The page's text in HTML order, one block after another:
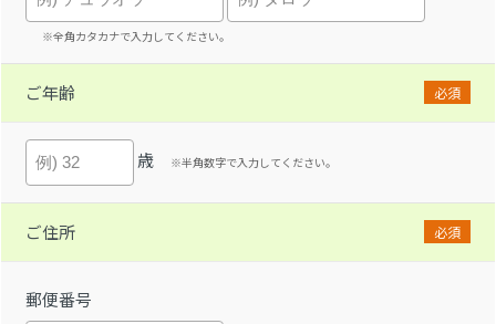
※全角カタカナで入力してください。
ご年齢 必須
歳 ※半角数字で入力してください。
ご住所 必須
郵便番号